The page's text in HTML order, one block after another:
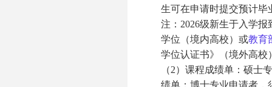
生可在申请时提交预计毕
注：2026级新生于入学
学位（境内高校）或教育
学位认证书》（境外高校
（2）课程成绩单：硕士